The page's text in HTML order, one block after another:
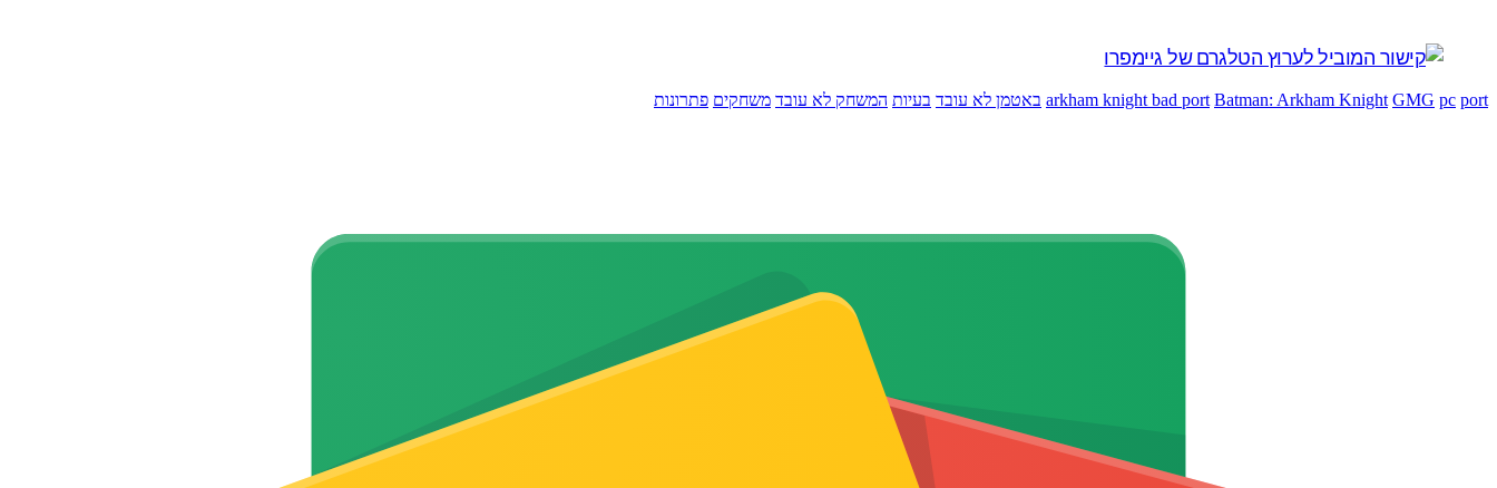
arkham knight bad port Batman: Arkham Knight GMG pc port באטמן לא עובד בעיות המשחק לא עובד משחקים פתרונות